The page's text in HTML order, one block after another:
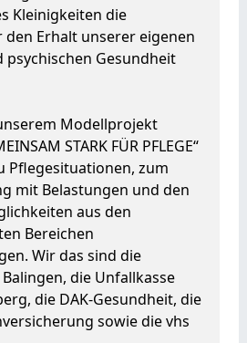
Kleinigkeiten die
Erhalt unserer eigenen
Gesundheit
Modellprojekt
STARK FÜR PFLEGE“
Pflegesituationen, zum
mit Belastungen und den
aus den
Bereichen
Wir das sind die
die Unfallkasse
die DAK-Gesundheit, die
sowie die vhs